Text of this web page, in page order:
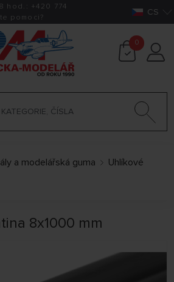
hod.: +420 774
pomoci? CS
0
a modelářská guma
Uhlíkové
8x1000 mm